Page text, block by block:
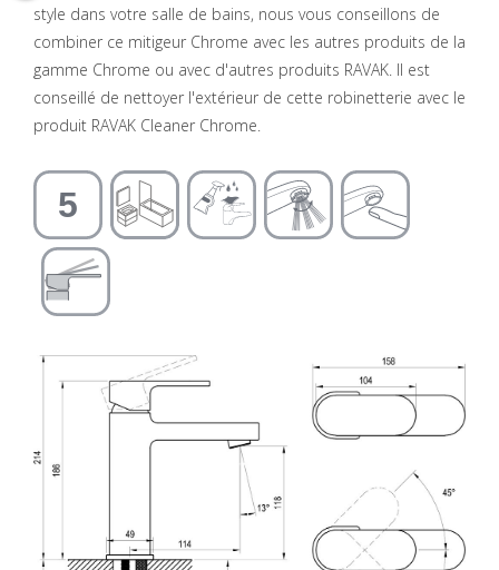
style dans votre salle de bains, nous vous conseillons de
combiner ce mitigeur Chrome avec les autres produits de la
gamme Chrome ou avec d'autres produits RAVAK. Il est
conseillé de nettoyer l'extérieur de cette robinetterie avec le
produit RAVAK Cleaner Chrome.